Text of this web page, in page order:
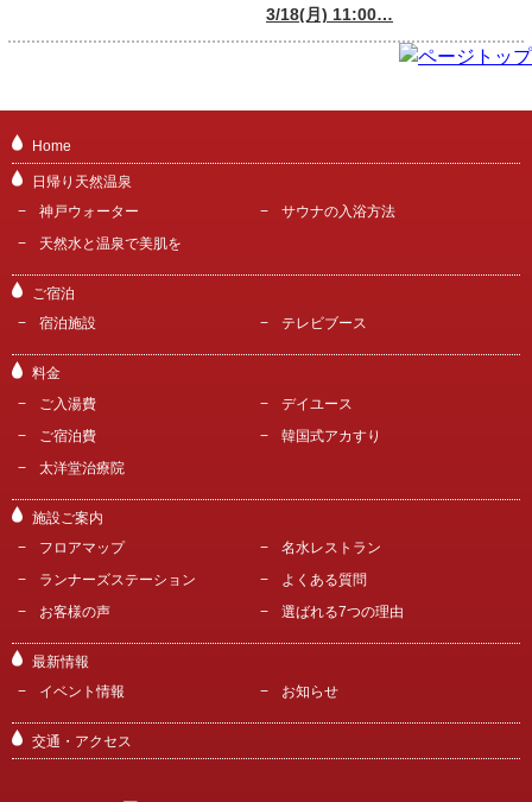
3/18(月) 11:00…
Home
日帰り天然温泉
神戸ウォーター
サウナの入浴方法
天然水と温泉で美肌を
ご宿泊
宿泊施設
テレビブース
料金
ご入湯費
デイユース
ご宿泊費
韓国式アカすり
太洋堂治療院
施設ご案内
フロアマップ
名水レストラン
ランナーズステーション
よくある質問
お客様の声
選ばれる7つの理由
最新情報
イベント情報
お知らせ
交通・アクセス